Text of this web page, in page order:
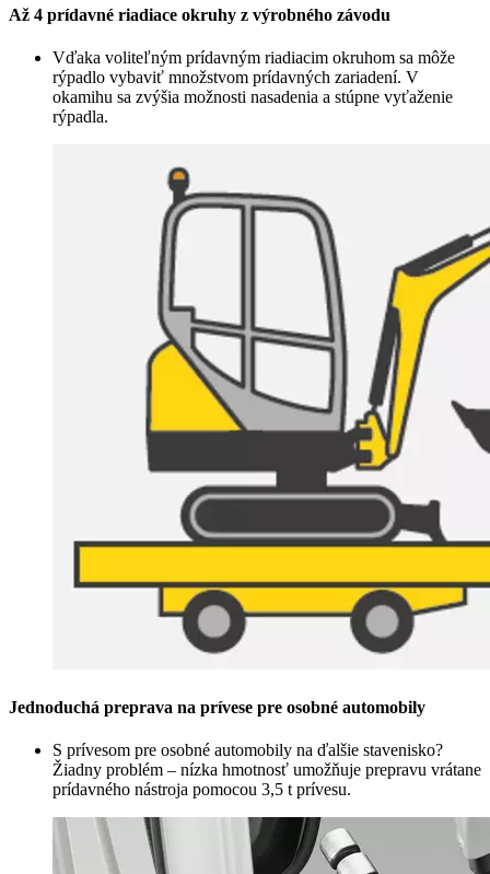
Až 4 prídavné riadiace okruhy z výrobného závodu
Vďaka voliteľným prídavným riadiacim okruhom sa môže
rýpadlo vybaviť množstvom prídavných zariadení. V
okamihu sa zvýšia možnosti nasadenia a stúpne vyťaženie
rýpadla.
Jednoduchá preprava na prívese pre osobné automobily
S prívesom pre osobné automobily na ďalšie stavenisko?
Žiadny problém – nízka hmotnosť umožňuje prepravu vrátane
prídavného nástroja pomocou 3,5 t prívesu.